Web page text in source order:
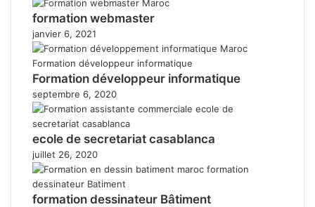
formation webmaster
janvier 6, 2021
Formation développeur informatique
septembre 6, 2020
ecole de secretariat casablanca
juillet 26, 2020
formation dessinateur Bâtiment